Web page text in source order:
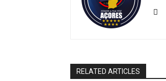
RELATED ARTICLES